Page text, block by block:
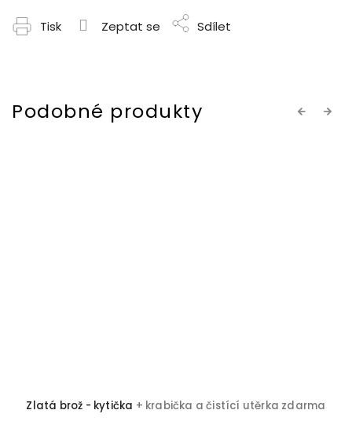
Tisk Zeptat se Sdílet
Previous
Zlatá brož - kytička + krabička a čistící utěrka zdarma
Next